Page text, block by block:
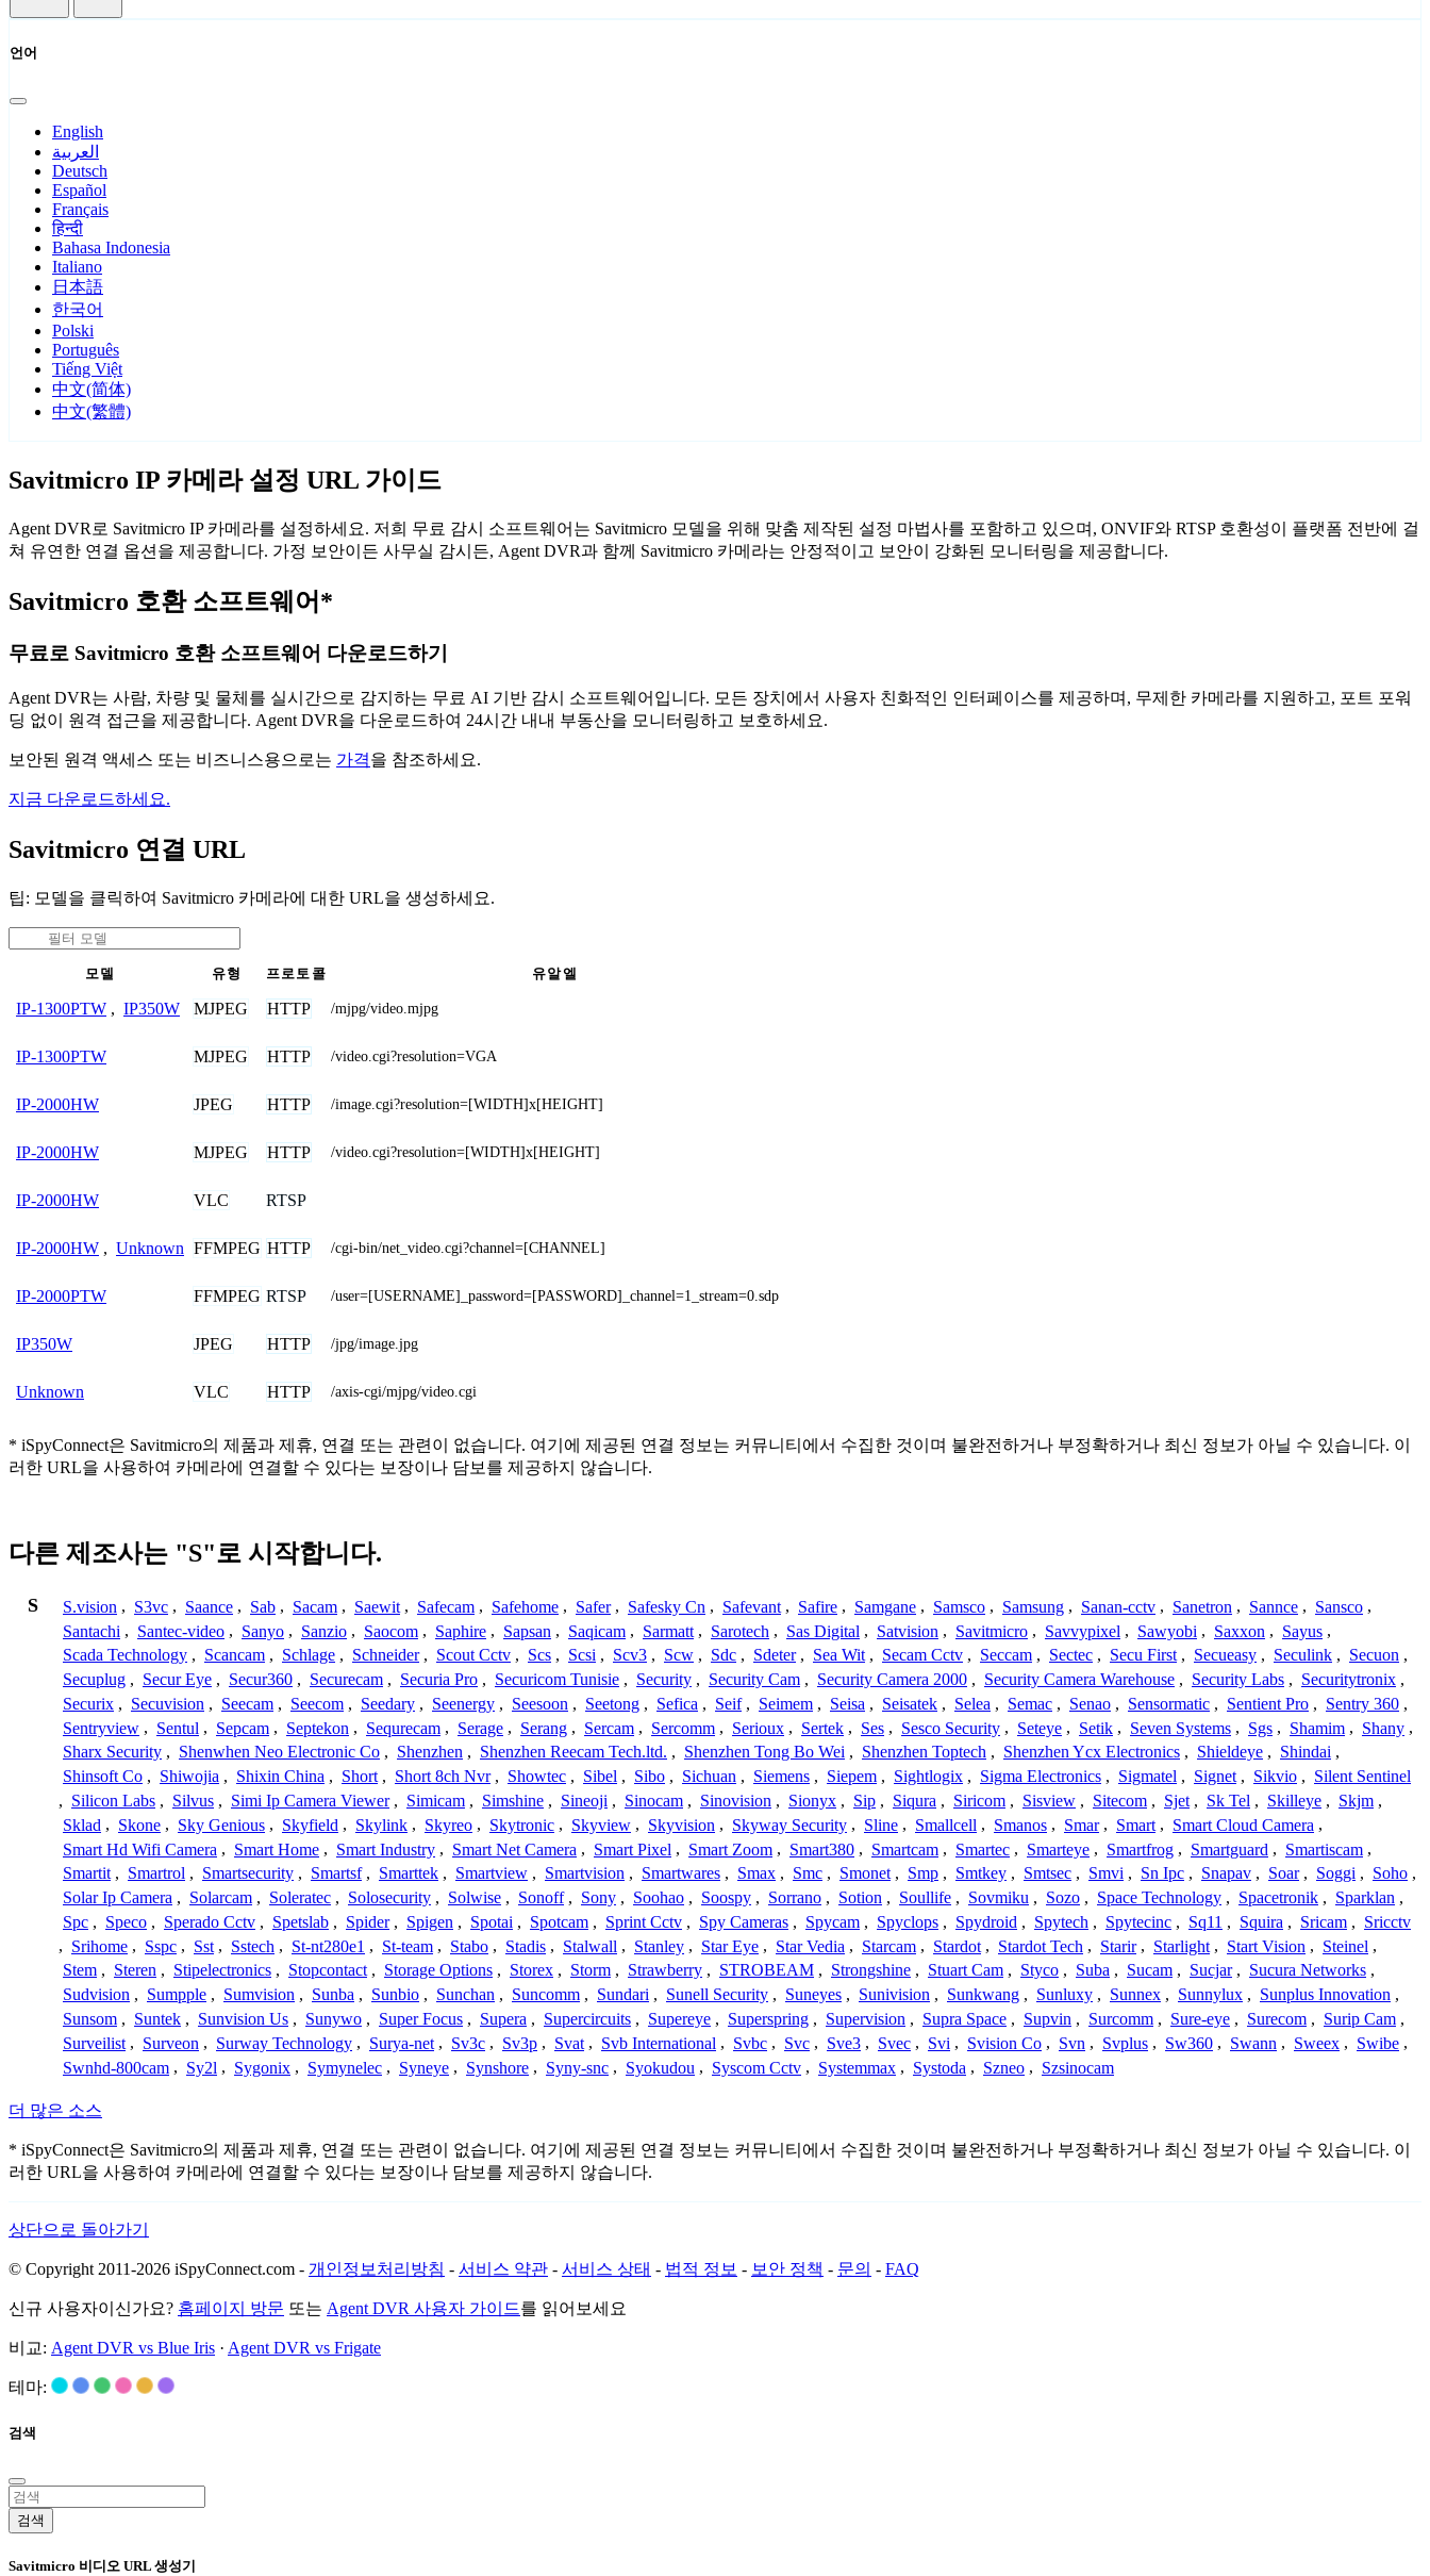
언어
English
العربية
Deutsch
Español
Français
हिन्दी
Bahasa Indonesia
Italiano
日本語
한국어
Polski
Português
Tiếng Việt
中文(简体)
中文(繁體)
Savitmicro IP 카메라 설정 URL 가이드
Agent DVR로 Savitmicro IP 카메라를 설정하세요. 저희 무료 감시 소프트웨어는 Savitmicro 모델을 위해 맞춤 제작된 설정 마법사를 포함하고 있으며, ONVIF와 RTSP 호환성이 플랫폼 전반에 걸
쳐 유연한 연결 옵션을 제공합니다. 가정 보안이든 사무실 감시든, Agent DVR과 함께 Savitmicro 카메라는 안정적이고 보안이 강화된 모니터링을 제공합니다.
Savitmicro 호환 소프트웨어*
무료로 Savitmicro 호환 소프트웨어 다운로드하기
Agent DVR는 사람, 차량 및 물체를 실시간으로 감지하는 무료 AI 기반 감시 소프트웨어입니다. 모든 장치에서 사용자 친화적인 인터페이스를 제공하며, 무제한 카메라를 지원하고, 포트 포워
딩 없이 원격 접근을 제공합니다. Agent DVR을 다운로드하여 24시간 내내 부동산을 모니터링하고 보호하세요.
보안된 원격 액세스 또는 비즈니스용으로는 가격을 참조하세요.
지금 다운로드하세요.
Savitmicro 연결 URL
팁: 모델을 클릭하여 Savitmicro 카메라에 대한 URL을 생성하세요.
모델 유형 프로토콜 유알엘
IP-1300PTW , IP350W MJPEG HTTP /mjpg/video.mjpg
IP-1300PTW MJPEG HTTP /video.cgi?resolution=VGA
IP-2000HW JPEG HTTP /image.cgi?resolution=[WIDTH]x[HEIGHT]
IP-2000HW MJPEG HTTP /video.cgi?resolution=[WIDTH]x[HEIGHT]
IP-2000HW VLC RTSP
IP-2000HW , Unknown FFMPEG HTTP /cgi-bin/net_video.cgi?channel=[CHANNEL]
IP-2000PTW FFMPEG RTSP /user=[USERNAME]_password=[PASSWORD]_channel=1_stream=0.sdp
IP350W JPEG HTTP /jpg/image.jpg
Unknown VLC HTTP /axis-cgi/mjpg/video.cgi
* iSpyConnect은 Savitmicro의 제품과 제휴, 연결 또는 관련이 없습니다. 여기에 제공된 연결 정보는 커뮤니티에서 수집한 것이며 불완전하거나 부정확하거나 최신 정보가 아닐 수 있습니다. 이
러한 URL을 사용하여 카메라에 연결할 수 있다는 보장이나 담보를 제공하지 않습니다.
다른 제조사는 "S"로 시작합니다.
S S.vision , S3vc , Saance , Sab , Sacam , Saewit , Safecam , Safehome , Safer , Safesky Cn , Safevant , Safire , Samgane , Samsco , Samsung , Sanan-cctv , Sanetron , Sannce , Sansco ,
Santachi , Santec-video , Sanyo , Sanzio , Saocom , Saphire , Sapsan , Saqicam , Sarmatt , Sarotech , Sas Digital , Satvision , Savitmicro , Savvypixel , Sawyobi , Saxxon , Sayus ,
Scada Technology , Scancam , Schlage , Schneider , Scout Cctv , Scs , Scsi , Scv3 , Scw , Sdc , Sdeter , Sea Wit , Secam Cctv , Seccam , Sectec , Secu First , Secueasy , Seculink , Secuon ,
Secuplug , Secur Eye , Secur360 , Securecam , Securia Pro , Securicom Tunisie , Security , Security Cam , Security Camera 2000 , Security Camera Warehouse , Security Labs , Securitytronix ,
Securix , Secuvision , Seecam , Seecom , Seedary , Seenergy , Seesoon , Seetong , Sefica , Seif , Seimem , Seisa , Seisatek , Selea , Semac , Senao , Sensormatic , Sentient Pro , Sentry 360 ,
Sentryview , Sentul , Sepcam , Septekon , Sequrecam , Serage , Serang , Sercam , Sercomm , Serioux , Sertek , Ses , Sesco Security , Seteye , Setik , Seven Systems , Sgs , Shamim , Shany ,
Sharx Security , Shenwhen Neo Electronic Co , Shenzhen , Shenzhen Reecam Tech.ltd. , Shenzhen Tong Bo Wei , Shenzhen Toptech , Shenzhen Ycx Electronics , Shieldeye , Shindai ,
Shinsoft Co , Shiwojia , Shixin China , Short , Short 8ch Nvr , Showtec , Sibel , Sibo , Sichuan , Siemens , Siepem , Sightlogix , Sigma Electronics , Sigmatel , Signet , Sikvio , Silent Sentinel
, Silicon Labs , Silvus , Simi Ip Camera Viewer , Simicam , Simshine , Sineoji , Sinocam , Sinovision , Sionyx , Sip , Siqura , Siricom , Sisview , Sitecom , Sjet , Sk Tel , Skilleye , Skjm ,
Sklad , Skone , Sky Genious , Skyfield , Skylink , Skyreo , Skytronic , Skyview , Skyvision , Skyway Security , Sline , Smallcell , Smanos , Smar , Smart , Smart Cloud Camera ,
Smart Hd Wifi Camera , Smart Home , Smart Industry , Smart Net Camera , Smart Pixel , Smart Zoom , Smart380 , Smartcam , Smartec , Smarteye , Smartfrog , Smartguard , Smartiscam ,
Smartit , Smartrol , Smartsecurity , Smartsf , Smarttek , Smartview , Smartvision , Smartwares , Smax , Smc , Smonet , Smp , Smtkey , Smtsec , Smvi , Sn Ipc , Snapav , Soar , Soggi , Soho ,
Solar Ip Camera , Solarcam , Soleratec , Solosecurity , Solwise , Sonoff , Sony , Soohao , Soospy , Sorrano , Sotion , Soullife , Sovmiku , Sozo , Space Technology , Spacetronik , Sparklan ,
Spc , Speco , Sperado Cctv , Spetslab , Spider , Spigen , Spotai , Spotcam , Sprint Cctv , Spy Cameras , Spycam , Spyclops , Spydroid , Spytech , Spytecinc , Sq11 , Squira , Sricam , Sricctv
, Srihome , Sspc , Sst , Sstech , St-nt280e1 , St-team , Stabo , Stadis , Stalwall , Stanley , Star Eye , Star Vedia , Starcam , Stardot , Stardot Tech , Starir , Starlight , Start Vision , Steinel ,
Stem , Steren , Stipelectronics , Stopcontact , Storage Options , Storex , Storm , Strawberry , STROBEAM , Strongshine , Stuart Cam , Styco , Suba , Sucam , Sucjar , Sucura Networks ,
Sudvision , Sumpple , Sumvision , Sunba , Sunbio , Sunchan , Suncomm , Sundari , Sunell Security , Suneyes , Sunivision , Sunkwang , Sunluxy , Sunnex , Sunnylux , Sunplus Innovation ,
Sunsom , Suntek , Sunvision Us , Sunywo , Super Focus , Supera , Supercircuits , Supereye , Superspring , Supervision , Supra Space , Supvin , Surcomm , Sure-eye , Surecom , Surip Cam ,
Surveilist , Surveon , Surway Technology , Surya-net , Sv3c , Sv3p , Svat , Svb International , Svbc , Svc , Sve3 , Svec , Svi , Svision Co , Svn , Svplus , Sw360 , Swann , Sweex , Swibe ,
Swnhd-800cam , Sy2l , Sygonix , Symynelec , Syneye , Synshore , Syny-snc , Syokudou , Syscom Cctv , Systemmax , Systoda , Szneo , Szsinocam
더 많은 소스
* iSpyConnect은 Savitmicro의 제품과 제휴, 연결 또는 관련이 없습니다. 여기에 제공된 연결 정보는 커뮤니티에서 수집한 것이며 불완전하거나 부정확하거나 최신 정보가 아닐 수 있습니다. 이
러한 URL을 사용하여 카메라에 연결할 수 있다는 보장이나 담보를 제공하지 않습니다.
상단으로 돌아가기
© Copyright 2011-2026 iSpyConnect.com - 개인정보처리방침 - 서비스 약관 - 서비스 상태 - 법적 정보 - 보안 정책 - 문의 - FAQ
신규 사용자이신가요? 홈페이지 방문 또는 Agent DVR 사용자 가이드를 읽어보세요
비교: Agent DVR vs Blue Iris · Agent DVR vs Frigate
테마:
검색
검색
Savitmicro 비디오 URL 생성기